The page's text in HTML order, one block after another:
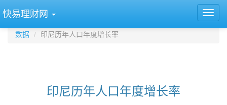
快易理财网
数据 印尼历年人口年度增长率
印尼历年人口年度增长率